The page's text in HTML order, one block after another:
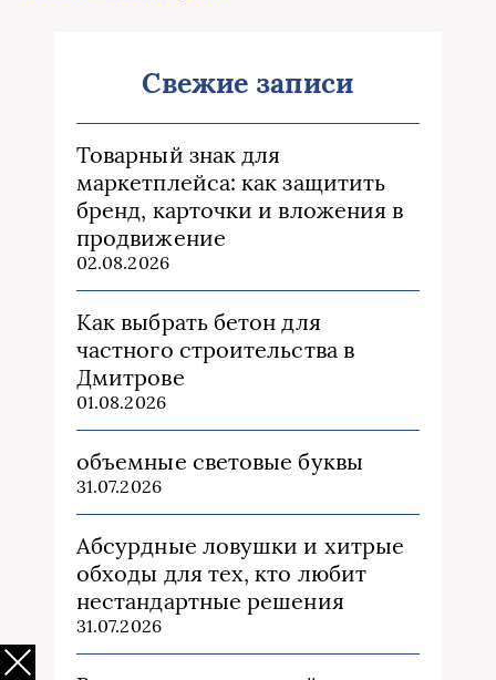
Свежие записи
Товарный знак для
маркетплейса: как защитить
бренд, карточки и вложения в
продвижение
02.08.2026
Как выбрать бетон для
частного строительства в
Дмитрове
01.08.2026
объемные световые буквы
31.07.2026
Абсурдные ловушки и хитрые
обходы для тех, кто любит
нестандартные решения
31.07.2026